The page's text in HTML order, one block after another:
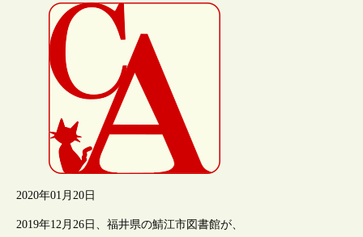
2020年01月20日
2019年12月26日、福井県の鯖江市図書館が、